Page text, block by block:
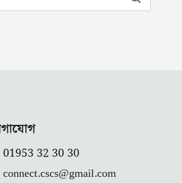
01953 32 30 30
connect.cscs@gmail.com